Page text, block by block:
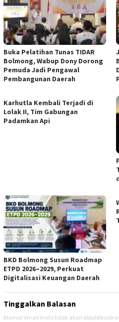
Buka Pelatihan Tunas TIDAR
Bolmong, Wabup Dony Dorong
Pemuda Jadi Pengawal
Pembangunan Daerah
Karhutla Kembali Terjadi di
Lolak II, Tim Gabungan
Padamkan Api
BKD Bolmong Susun Roadmap
ETPD 2026–2029, Perkuat
Digitalisasi Keuangan Daerah
Tinggalkan Balasan
Alamat email Anda tidak akan